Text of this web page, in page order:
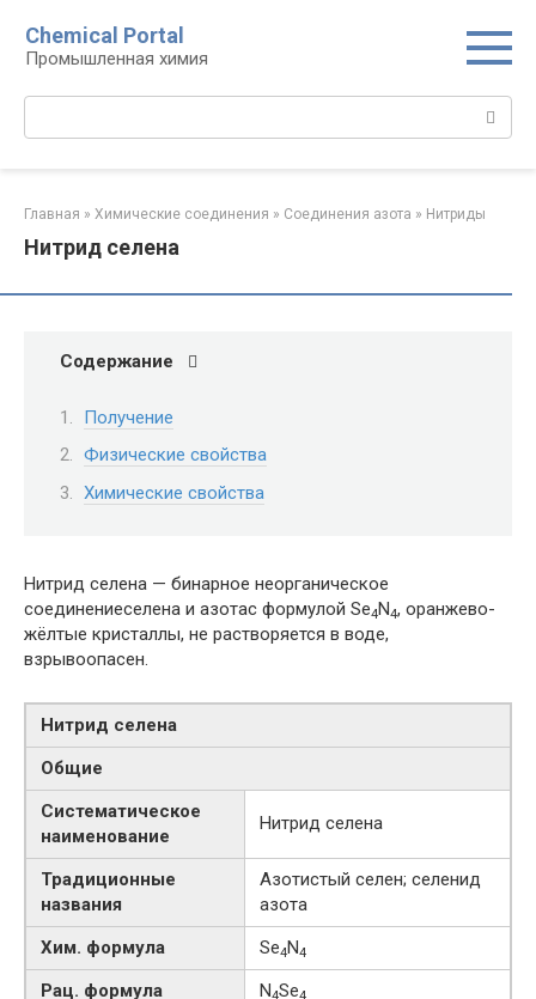
контенту
Chemical Portal
Промышленная химия
Главная » Химические соединения » Соединения азота » Нитриды‎
Нитрид селена
Содержание
Получение
Физические свойства
Химические свойства
Нитрид селена — бинарное неорганическое
соединениеселена и азотас формулой Se4N4, оранжево-
жёлтые кристаллы, не растворяется в воде,
взрывоопасен.
Нитрид селена
Общие
Систематическое
наименование
Нитрид селена
Традиционные
названия
Азотистый селен; селенид
азота
Хим. формула
Se4N4
Рац. формула N4Se4